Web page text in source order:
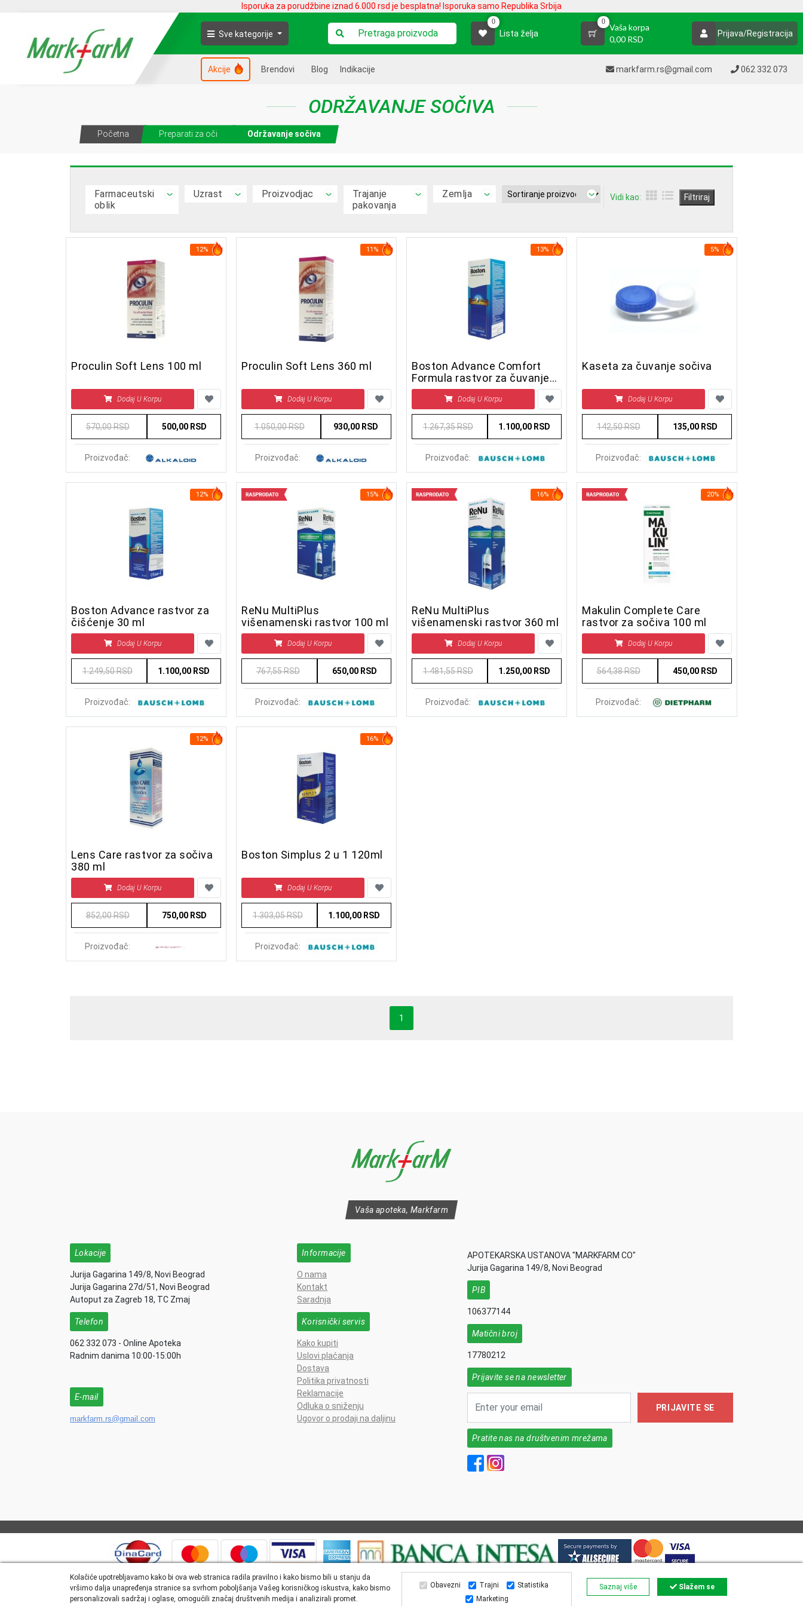
Isporuka za porudžbine iznad 6.000 rsd je besplatna! Isporuka samo Republika Srbija
Sve kategorije
0
Lista želja
0
Vaša korpa
0,00 RSD
Prijava/Registracija
Akcije Brendovi Blog Indikacije markfarm.rs@gmail.com 062 332 073
ODRŽAVANJE SOČIVA
Početna Preparati za oči Održavanje sočiva
Farmaceutski
oblik
Uzrast Proizvodjac
Trajanje
pakovanja
Zemlja Vidi kao: Filtriraj
12%
Proculin Soft Lens 100 ml
Dodaj U Korpu
570,00 RSD 500,00 RSD
Proizvođač:
11%
Proculin Soft Lens 360 ml
Dodaj U Korpu
1.050,00 RSD 930,00 RSD
Proizvođač:
13%
Boston Advance Comfort
Formula rastvor za čuvanje
sočiva 120 ml
Dodaj U Korpu
1.267,35 RSD 1.100,00 RSD
Proizvođač:
5%
Kaseta za čuvanje sočiva
Dodaj U Korpu
142,50 RSD 135,00 RSD
Proizvođač:
12%
Boston Advance rastvor za
čišćenje 30 ml
Dodaj U Korpu
1.249,50 RSD 1.100,00 RSD
Proizvođač:
15%
ReNu MultiPlus
višenamenski rastvor 100 ml
Dodaj U Korpu
767,55 RSD 650,00 RSD
Proizvođač:
16%
ReNu MultiPlus
višenamenski rastvor 360 ml
Dodaj U Korpu
1.481,55 RSD 1.250,00 RSD
Proizvođač:
20%
Makulin Complete Care
rastvor za sočiva 100 ml
Dodaj U Korpu
564,38 RSD 450,00 RSD
Proizvođač:
12%
Lens Care rastvor za sočiva
380 ml
Dodaj U Korpu
852,00 RSD 750,00 RSD
Proizvođač:
16%
Boston Simplus 2 u 1 120ml
Dodaj U Korpu
1.303,05 RSD 1.100,00 RSD
Proizvođač:
1
Vaša apoteka, Markfarm
Lokacije
Jurija Gagarina 149/8, Novi Beograd
Jurija Gagarina 27d/51, Novi Beograd
Autoput za Zagreb 18, TC Zmaj
Telefon
062 332 073 - Online Apoteka
Radnim danima 10:00-15:00h
E-mail
markfarm.rs@gmail.com
Informacije
O nama
Kontakt
Saradnja
Korisnički servis
Kako kupiti
Uslovi plaćanja
Dostava
Politika privatnosti
Reklamacije
Odluka o sniženju
Ugovor o prodaji na daljinu
APOTEKARSKA USTANOVA "MARKFARM CO"
Jurija Gagarina 149/8, Novi Beograd
PIB
106377144
Matični broj
17780212
Prijavite se na newsletter
PRIJAVITE SE
Pratite nas na društvenim mrežama
All Rights reserved | MarkFarm Pharmacy 2026
Kolačiće upotrebljavamo kako bi ova web stranica radila pravilno i kako bismo bili u stanju da
vršimo dalja unapređenja stranice sa svrhom poboljšanja Vašeg korisničkog iskustva, kako bismo
personalizovali sadržaj i oglase, omogućili značaj društvenih medija i analizirali promet.
Obavezni Trajni
Statistika
Marketing
Saznaj više Slažem se